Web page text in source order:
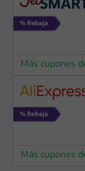
Más cupones
Más cupones